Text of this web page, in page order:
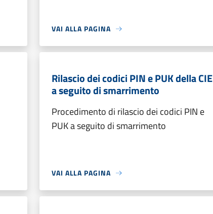
VAI ALLA PAGINA
Rilascio dei codici PIN e PUK della CIE
a seguito di smarrimento
Procedimento di rilascio dei codici PIN e
PUK a seguito di smarrimento
VAI ALLA PAGINA